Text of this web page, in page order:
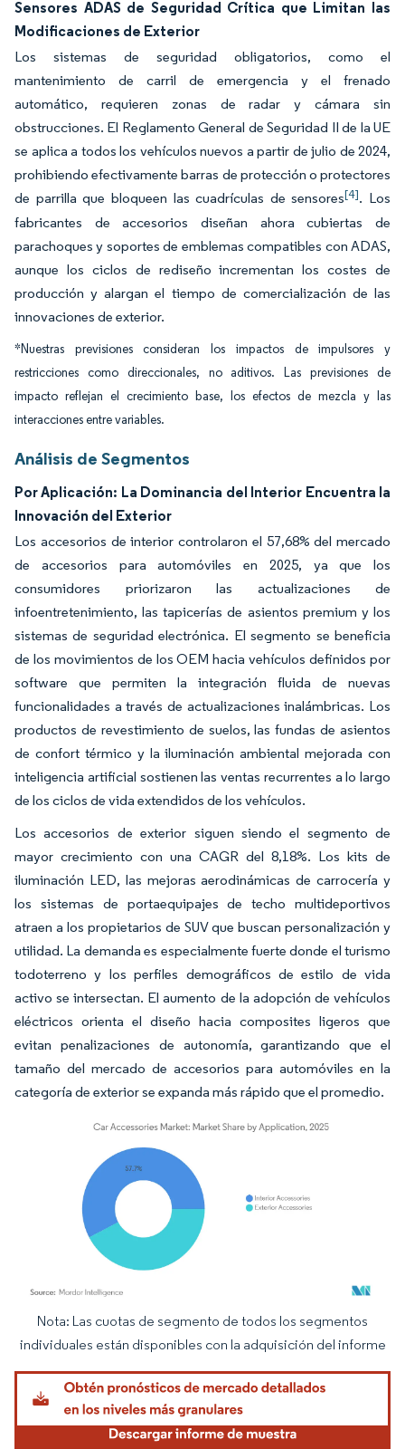
Sensores ADAS de Seguridad Crítica que Limitan las
Modificaciones de Exterior
Los sistemas de seguridad obligatorios, como el
mantenimiento de carril de emergencia y el frenado
automático, requieren zonas de radar y cámara sin
obstrucciones. El Reglamento General de Seguridad II de la UE
se aplica a todos los vehículos nuevos a partir de julio de 2024,
prohibiendo efectivamente barras de protección o protectores
de parrilla que bloqueen las cuadrículas de sensores[4]. Los
fabricantes de accesorios diseñan ahora cubiertas de
parachoques y soportes de emblemas compatibles con ADAS,
aunque los ciclos de rediseño incrementan los costes de
producción y alargan el tiempo de comercialización de las
innovaciones de exterior.
*Nuestras previsiones consideran los impactos de impulsores y
restricciones como direccionales, no aditivos. Las previsiones de
impacto reflejan el crecimiento base, los efectos de mezcla y las
interacciones entre variables.
Análisis de Segmentos
Por Aplicación: La Dominancia del Interior Encuentra la
Innovación del Exterior
Los accesorios de interior controlaron el 57,68% del mercado
de accesorios para automóviles en 2025, ya que los
consumidores priorizaron las actualizaciones de
infoentretenimiento, las tapicerías de asientos premium y los
sistemas de seguridad electrónica. El segmento se beneficia
de los movimientos de los OEM hacia vehículos definidos por
software que permiten la integración fluida de nuevas
funcionalidades a través de actualizaciones inalámbricas. Los
productos de revestimiento de suelos, las fundas de asientos
de confort térmico y la iluminación ambiental mejorada con
inteligencia artificial sostienen las ventas recurrentes a lo largo
de los ciclos de vida extendidos de los vehículos.
Los accesorios de exterior siguen siendo el segmento de
mayor crecimiento con una CAGR del 8,18%. Los kits de
iluminación LED, las mejoras aerodinámicas de carrocería y
los sistemas de portaequipajes de techo multideportivos
atraen a los propietarios de SUV que buscan personalización y
utilidad. La demanda es especialmente fuerte donde el turismo
todoterreno y los perfiles demográficos de estilo de vida
activo se intersectan. El aumento de la adopción de vehículos
eléctricos orienta el diseño hacia composites ligeros que
evitan penalizaciones de autonomía, garantizando que el
tamaño del mercado de accesorios para automóviles en la
categoría de exterior se expanda más rápido que el promedio.
Imagen © Mordor Intelligence. El uso requiere atribución según CC BY 4.0.
Nota: Las cuotas de segmento de todos los segmentos
individuales están disponibles con la adquisición del informe